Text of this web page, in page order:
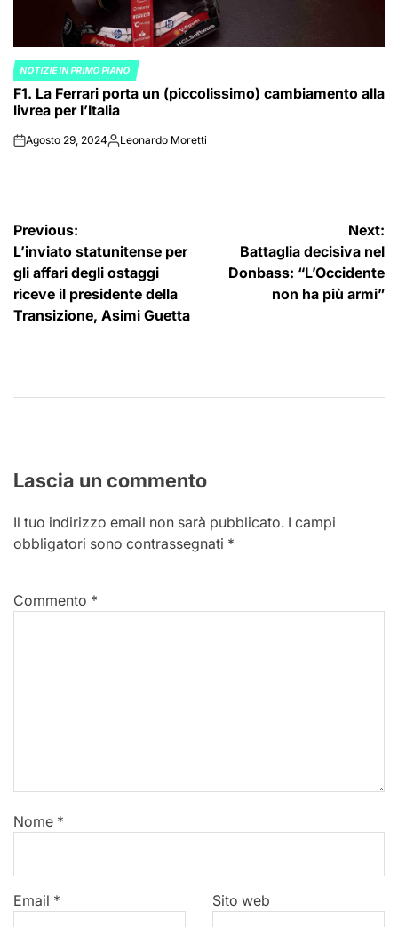
POSTED
IN
NOTIZIE IN PRIMO PIANO
F1. La Ferrari porta un (piccolissimo) cambiamento alla
livrea per l’Italia
onAgosto 29, 2024Posted
Leonardo Moretti
Navigazione
articoli
Previous:
L’inviato statunitense per
gli affari degli ostaggi
riceve il presidente della
Transizione, Asimi Guetta
Next:
Battaglia decisiva nel
Donbass: “L’Occidente
non ha più armi”
Lascia un commento
Il tuo indirizzo email non sarà pubblicato. I campi
obbligatori sono contrassegnati *
Commento *
Nome *
Email * Sito web